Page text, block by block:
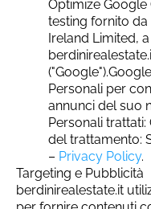
Optimize
testing fornito
Ireland Limited,
Personali per
annunci del suo
Personali
del trattamento:
– Privacy Policy.
Targeting e Pubblicità
berdinirealestate.it